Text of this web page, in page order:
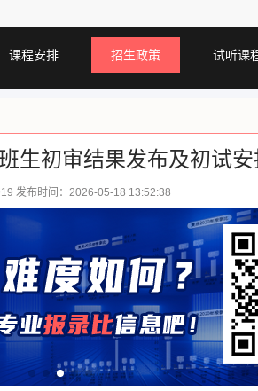
课程安排 招生政策 试听课
生初审结果发布及初试
发布时间：2026-05-18 13:52:38